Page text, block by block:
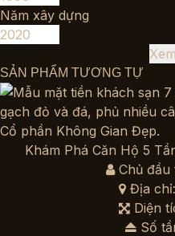
Năm xây dựng
SẢN PHẨM TƯƠNG TỰ
Khám Phá Căn Hộ 5
Chủ đầu
Địa chỉ:
Diện
Số